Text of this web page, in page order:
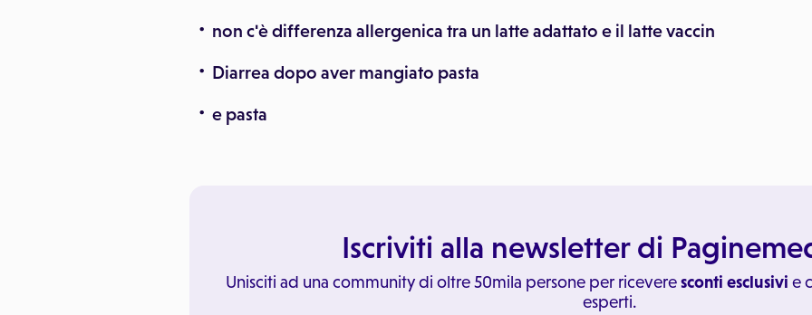
non c'è differenza allergenica tra un latte adattato e il latte vaccin
Diarrea dopo aver mangiato pasta
e pasta
Iscriviti alla newsletter di
Unisciti ad una community di oltre 50mila persone per riceveresconti esclusivi e
esperti.